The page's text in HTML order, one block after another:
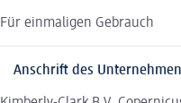
Für einmaligen Gebrauch
Anschrift des